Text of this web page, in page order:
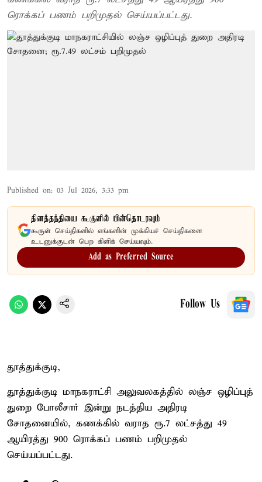
ரொக்கப் பணம் பறிமுதல் செய்யப்பட்டது.
Published on: 03 Jul 2026, 3:33 pm
தினத்தந்தியை கூகுளில் பின்தொடரவும்
கூகுள் செய்திகளில் எங்களின் முக்கியச் செய்திகளை
உடனுக்குடன் பெற கிளிக் செய்யவும்.
Add as Preferred Source
Follow Us
தூத்துக்குடி,
தூத்துக்குடி மாநகராட்சி அலுவலகத்தில் லஞ்ச ஒழிப்புத்
துறை போலீசார் இன்று நடத்திய அதிரடி
சோதனையில், கணக்கில் வராத ரூ.7 லட்சத்து 49
ஆயிரத்து 900 ரொக்கப் பணம் பறிமுதல்
செய்யப்பட்டது.